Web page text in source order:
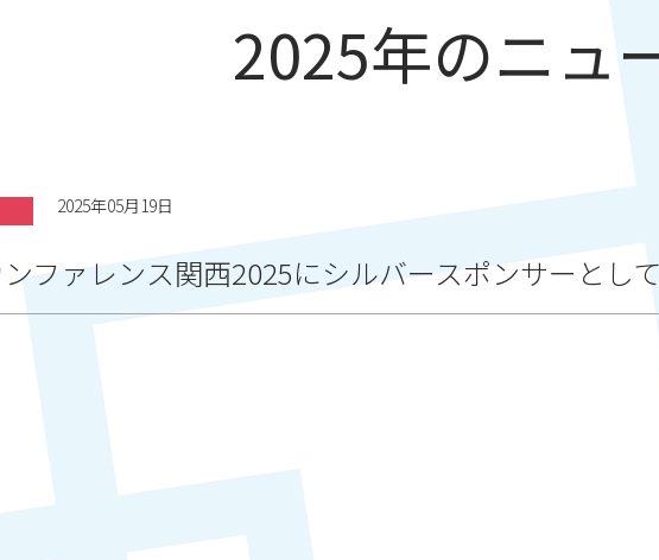
2025年のニュ
2025年05月19日
ンファレンス関西2025にシルバースポンサーとし